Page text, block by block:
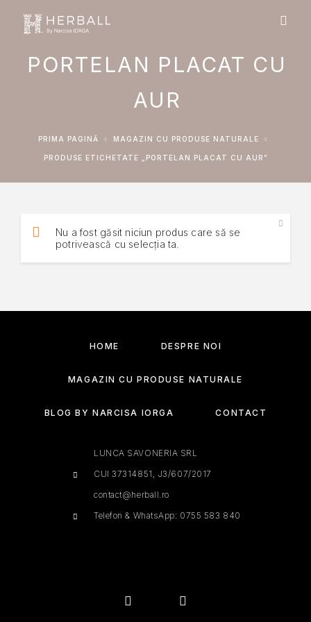
PORTELAN PLACAT CU
AUR
PRIMA PAGINĂ MAGAZIN CU PRODUSE NATURALE
PRODUSE ETICHETATE „PORTELAN PLACAT CU AUR”
Nu a fost găsit niciun produs care să se
potrivească cu selecția ta.
HOME DESPRE NOI
MAGAZIN CU PRODUSE NATURALE
BLOG BY NARCISA IORGA CONTACT
LUNCA SAVONERIA SRL
CUI 37314851, J3/607/2017
contact@herball.ro
Telefon & WhatsApp: 0755 583 840